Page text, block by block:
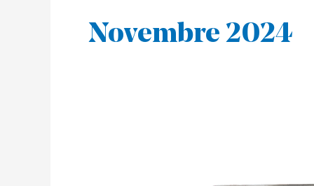
Novembre 2024